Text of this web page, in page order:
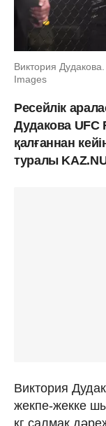
Виктория
Images
Ресейлік
Дудакова UFC
қалғаннан
туралы
Виктория
жекпе-жекке
кг салмақ